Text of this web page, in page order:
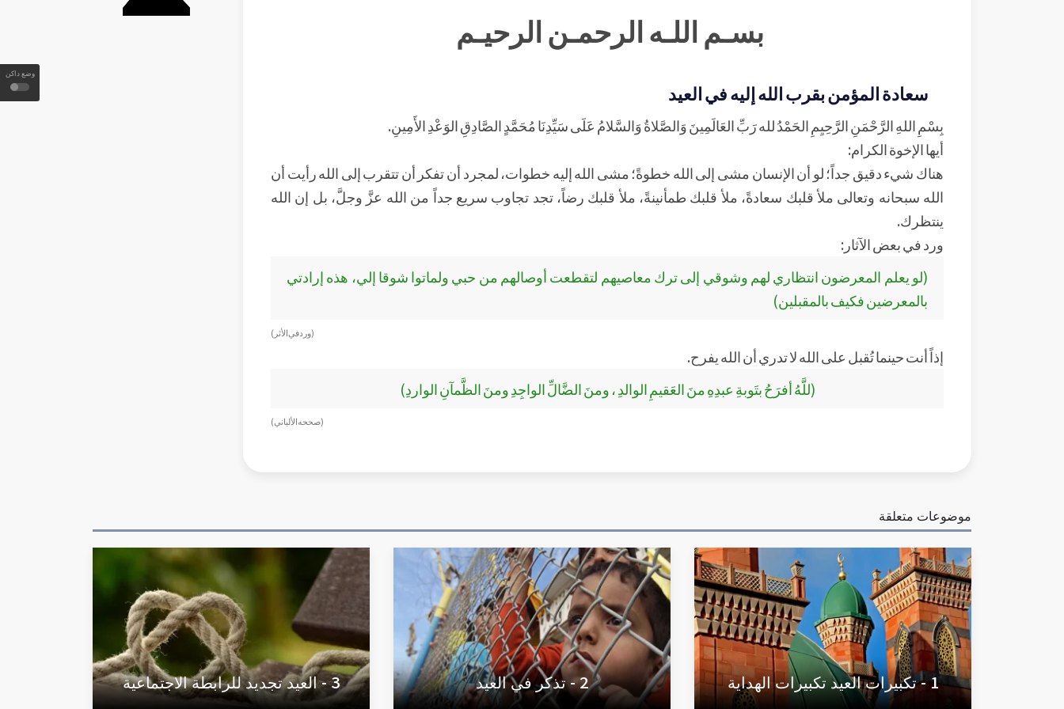
وضع داكن
بسـم اللـه الرحمـن الرحيـم
سعادة المؤمن بقرب الله إليه في العيد
بِسْمِ اللهِ الرَّحْمَنِ الرَّحِيِمِ الحَمْدُ لله رَبِّ العَالَمِينَ وَالصَّلاةُ وَالسَّلامُ عَلَى سَيِّدِنَا مُحَمَّدٍ الصَّادِقِ الوَعْدِ الأَمِينِ.
أيها الإخوة الكرام:
هناك شيء دقيق جداً؛ لو أن الإنسان مشى إلى الله خطوةً؛ مشى الله إليه خطوات، لمجرد أن تفكر أن تتقرب إلى الله رأيت أن
الله سبحانه وتعالى ملأ قلبك سعادةً، ملأ قلبك طمأنينةً، ملأ قلبك رضاً، تجد تجاوب سريع جداً من الله عزَّ وجلَّ، بل إن الله
ينتظرك.
ورد في بعض الآثار:
(لو يعلم المعرضون انتظاري لهم وشوقي إلى ترك معاصيهم لتقطعت أوصالهم من حبي ولماتوا شوقا إلي، هذه إرادتي
بالمعرضين فكيف بالمقبلين)
(ورد في الأثر)
إذاً أنت حينما تُقبل على الله لا تدري أن الله يفرح.
(للَّهُ أفرَحُ بتَوبةِ عبدِهِ منَ العَقيمِ الوالدِ ، ومنَ الضَّالِّ الواجِدِ ومنَ الظَّمآنِ الواردِ)
(صححه الألباني)
موضوعات متعلقة
1 - تكبيرات العيد تكبيرات الهداية 2 - تذكر في العيد 3 - العيد تجديد للرابطة الاجتماعية